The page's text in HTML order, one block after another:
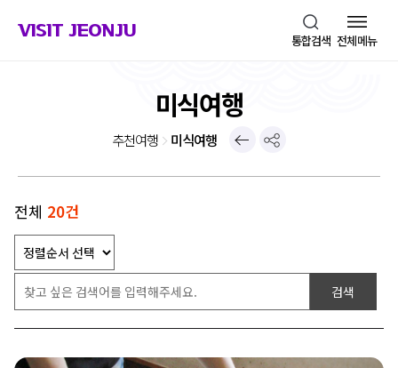
VISIT JEONJU 통합검색 전체메뉴
미식여행
추천여행 미식여행
이전페이지
전체 20건
검색어입력